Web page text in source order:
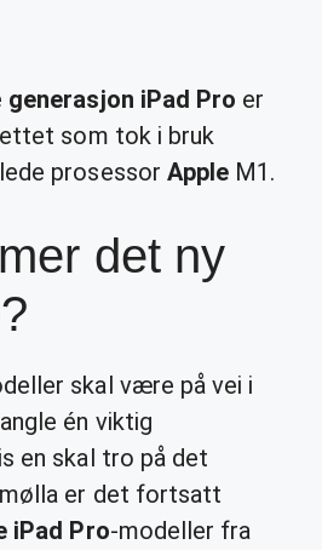
generasjon iPad Pro er
som tok i bruk
prosessor AppleM1.
det ny
skal være på vei i
én viktig
en skal tro på det
er det fortsatt
iPad Pro-modeller fra